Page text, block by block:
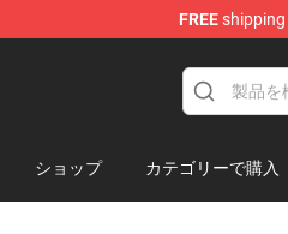
FREEshipping
ショップ カテゴリーで購入